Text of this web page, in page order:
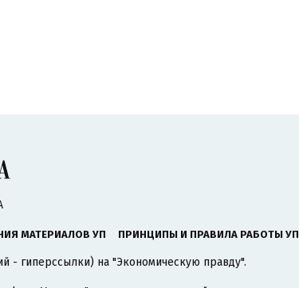
МАТЕРИАЛОВ УП ПРИНЦИПЫ И ПРАВИЛА РАБОТЫ УП
- гиперссылки) на "Экономическую правду".